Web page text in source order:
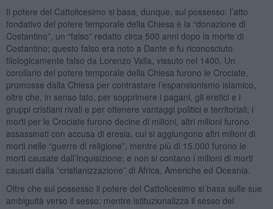
Il potere del Cattolicesimo si basa, dunque, sul possesso: l’atto
fondativo del potere temporale della Chiesa è la “donazione di
Costantino”, un “falso” redatto circa 500 anni dopo la morte di
Costantino; questo falso era noto a Dante e fu riconosciuto
filologicamente falso da Lorenzo Valla, vissuto nel 1400. Un
corollario del potere temporale della Chiesa furono le Crociate,
promosse dalla Chiesa per contrastare l’espansionismo islamico,
oltre che, in senso lato, per sopprimere i pagani, gli eretici e i
gruppi cristiani rivali e per ottenere vantaggi politici e territoriali; i
morti per le Crociate furono decine di milioni, altri milioni furono
assassinati con accusa di eresia, cui si aggiungono altri milioni di
morti nelle “guerre di religione”, mentre più di 15.000 furono le
morti causate dall’Inquisizione; e non si contano i milioni di morti
causati dalla “cristianizzazione” di Africa, Americhe ed Oceania.
Oltre che sul possesso il potere del Cattolicesimo si basa sulle sue
ambiguità verso il sesso: mentre istituzionalizza il sesso del